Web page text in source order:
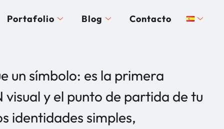
Portafolio Blog Contacto
un símbolo: es la primera
visual y el punto de partida de tu
identidades simples,